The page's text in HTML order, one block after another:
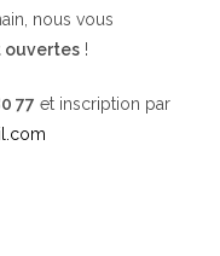
nous vous
ouvertes !
77 et inscription par